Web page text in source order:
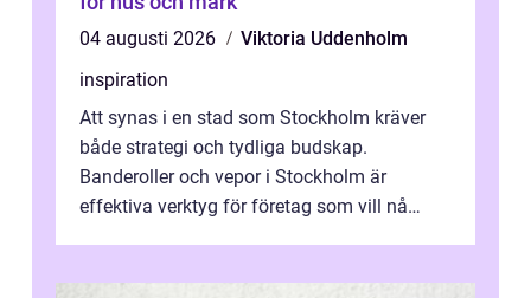
04 augusti 2026
Viktoria Uddenholm
inspiration
Att synas i en stad som Stockholm kräver
både strategi och tydliga budskap.
Banderoller och vepor i Stockholm är
effektiva verktyg för företag som vill nå